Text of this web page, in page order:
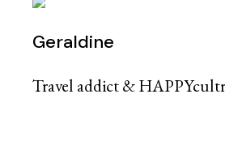
Geraldine
Travel addict &